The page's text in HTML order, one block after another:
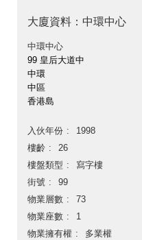
大廈資料：中環中心
中環中心
99 皇后大道中
中環
中區
香港島
入伙年份
1998
樓齡
26
樓盤類型
寫字樓
街號
99
物業層數
73
物業座數
1
物業擁有權
多業權